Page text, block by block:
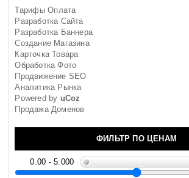
Тарифы Оплата
Разработка Сайта
Разработка Баннера
Создание Магазина
Карточка Товара
Обработка Фото
Продвижение SEO
Аналитика Рынка
Powered by uCoz
Продажа Доменов
ФИЛЬТР ПО ЦЕНАМ
0.00 - 5.000